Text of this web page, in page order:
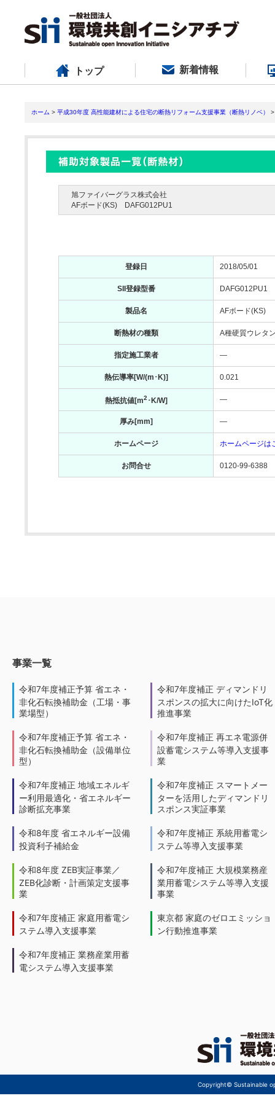
トップ 新着情報
ホーム > 平成30年度 高性能建材による住宅の断熱リフォーム支援事業（断熱リノベ）
旭ファイバーグラス株式会社
AFボード(KS) DAFG012PU1
登録日 2018/05/01
SII登録型番 DAFG012PU1
製品名 AFボード(KS)
断熱材の種類 A種硬質ウレタ
指定施工業者 ―
熱伝導率[W/(m･K)] 0.021
熱抵抗値[m2･K/W] ―
厚み[mm] ―
ホームページ ホームページは
お問合せ 0120-99-6388
事業一覧
令和7年度補正予算 省エネ・
非化石転換補助金（工場・事
業場型）
令和7年度補正予算 省エネ・
非化石転換補助金（設備単位
型）
令和7年度補正 地域エネルギ
ー利用最適化・省エネルギー
診断拡充事業
令和8年度 省エネルギー設備
投資利子補給金
令和8年度 ZEB実証事業／
ZEB化診断・計画策定支援事
業
令和7年度補正 家庭用蓄電シ
ステム導入支援事業
令和7年度補正 業務産業用蓄
電システム導入支援事業
令和7年度補正 ディマンドリ
スポンスの拡大に向けたIoT化
推進事業
令和7年度補正 再エネ電源併
設蓄電システム等導入支援事
業
令和7年度補正 スマートメー
ターを活用したディマンドリ
スポンス実証事業
令和7年度補正 系統用蓄電シ
ステム等導入支援事業
令和7年度補正 大規模業務産
業用蓄電システム等導入支援
事業
東京都 家庭のゼロエミッショ
ン行動推進事業
Copyright© Sustainable